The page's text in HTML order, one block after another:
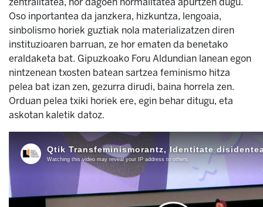
Oso inportantea da janzkera, hizkuntza, lengoaia,
sinbolismo horiek guztiak nola materializatzen diren
instituzioaren barruan, ze hor ematen da benetako
eraldaketa bat. Gipuzkoako Foru Aldundian lanean egon
nintzenean txosten batean sartzea feminismo hitza
pelea bat izan zen, gezurra dirudi, baina horrela zen.
Orduan pelea txiki horiek ere, egin behar ditugu, eta
askotan kaletik datoz.